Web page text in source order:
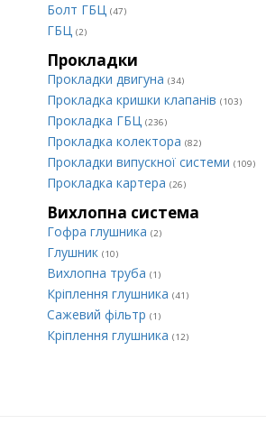
Болт ГБЦ (47)
ГБЦ (2)
Прокладки
Прокладки двигуна (34)
Прокладка кришки клапанів (103)
Прокладка ГБЦ (236)
Прокладка колектора (82)
Прокладки випускної системи (109)
Прокладка картера (26)
Вихлопна система
Гофра глушника (2)
Глушник (10)
Вихлопна труба (1)
Кріплення глушника (41)
Сажевий фільтр (1)
Кріплення глушника (12)